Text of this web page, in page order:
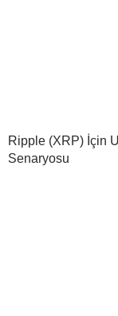
Ripple (XRP) İçin
Senaryosu